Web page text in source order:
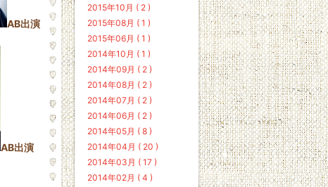
AB出演
AB出演
2015年10月 ( 2 )
2015年08月 ( 1 )
2015年06月 ( 1 )
2014年10月 ( 1 )
2014年09月 ( 2 )
2014年08月 ( 2 )
2014年07月 ( 2 )
2014年06月 ( 2 )
2014年05月 ( 8 )
2014年04月 ( 20 )
2014年03月 ( 17 )
2014年02月 ( 4 )